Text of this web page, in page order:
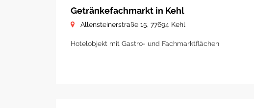
Getränkefachmarkt in Kehl
Allensteinerstraße 15, 77694 Kehl
Hotelobjekt mit Gastro- und Fachmarktflächen